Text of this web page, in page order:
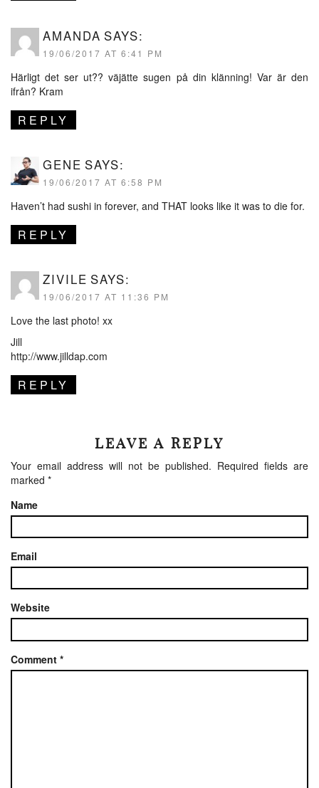
AMANDA SAYS:
19/06/2017 AT 6:41 PM
Härligt det ser ut?? väjätte sugen på din klänning! Var är den
ifrån? Kram
REPLY
GENE SAYS:
19/06/2017 AT 6:58 PM
Haven’t had sushi in forever, and THAT looks like it was to die for.
REPLY
ZIVILE SAYS:
19/06/2017 AT 11:36 PM
Love the last photo! xx
Jill
http://www.jilldap.com
REPLY
LEAVE A REPLY
Your email address will not be published. Required fields are
marked *
Name
Email
Website
Comment *